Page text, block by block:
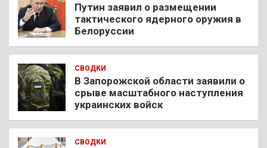
Путин заявил о размещении
тактического ядерного оружия в
Белоруссии
СВОДКИ
В Запорожской области заявили о
срыве масштабного наступления
украинских войск
СВОДКИ